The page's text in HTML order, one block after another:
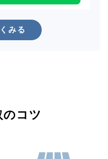
みる
のコツ